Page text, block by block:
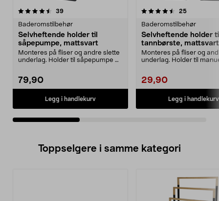
39anmeldelser
Baderomstilbehør
Selvheftende holder til
såpepumpe, mattsvart
Monteres på fliser og andre slette
underlag. Holder til såpepumpe –
79,90
Legg i handlekurv
4.5av 5 stjerner 25
Baderomstilbehør
Selvheftende holder
tannbørste, mattsvart
Monteres på fliser og
underlag. Holder til
29,90
Legg i handlekurv
4.0av 5 stjerner
Toppselgere i samme kategori